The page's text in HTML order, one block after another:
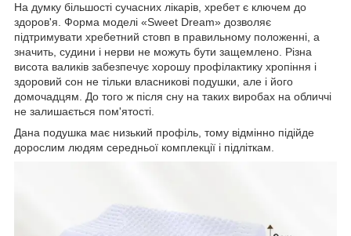
На думку більшості сучасних лікарів, хребет є ключем до
здоров'я. Форма моделі «Sweet Dream» дозволяє
підтримувати хребетний стовп в правильному положенні, а
значить, судини і нерви не можуть бути защемлено. Різна
висота валиків забезпечує хорошу профілактику хропіння і
здоровий сон не тільки власникові подушки, але і його
домочадцям. До того ж після сну на таких виробах на обличчі
не залишається пом'ятості.
Дана подушка має низький профіль, тому відмінно підійде
дорослим людям середньої комплекції і підліткам.